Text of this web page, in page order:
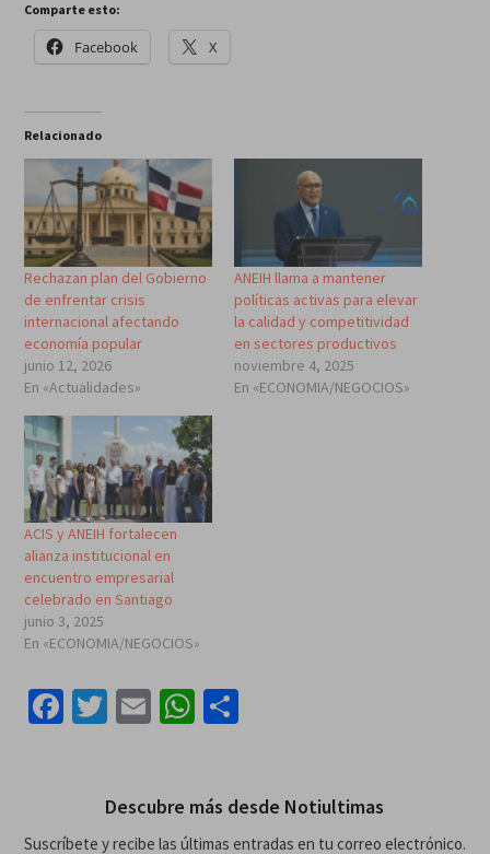
Comparte esto:
Facebook X
Relacionado
Rechazan plan del Gobierno
de enfrentar crisis
internacional afectando
economía popular
junio 12, 2026
En «Actualidades»
ANEIH llama a mantener
políticas activas para elevar
la calidad y competitividad
en sectores productivos
noviembre 4, 2025
En «ECONOMIA/NEGOCIOS»
ACIS y ANEIH fortalecen
alianza institucional en
encuentro empresarial
celebrado en Santiago
junio 3, 2025
En «ECONOMIA/NEGOCIOS»
Facebook
Twitter
EmailWhatsApp
Compartir
Descubre más desde Notiultimas
Suscríbete y recibe las últimas entradas en tu correo electrónico.